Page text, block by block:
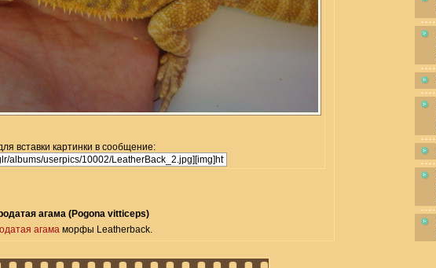
вставки картинки в сообщение:
агама (Pogona vitticeps)
агамаморфы Leatherback.